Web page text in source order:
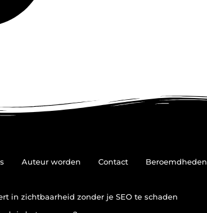
Auteur worden Contact Beroemdheden
in zichtbaarheid zonder je SEO te schaden